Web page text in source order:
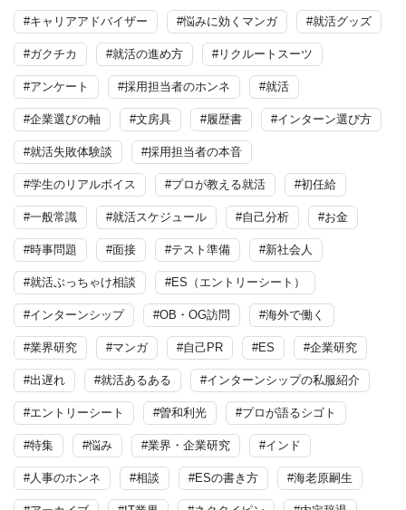
#キャリアアドバイザー #悩みに効くマンガ #就活グッズ
#ガクチカ #就活の進め方 #リクルートスーツ
#アンケート #採用担当者のホンネ #就活
#企業選びの軸 #文房具 #履歴書 #インターン選び方
#就活失敗体験談 #採用担当者の本音
#学生のリアルボイス #プロが教える就活 #初任給
#一般常識 #就活スケジュール #自己分析 #お金
#時事問題 #面接 #テスト準備 #新社会人
#就活ぶっちゃけ相談 #ES（エントリーシート）
#インターンシップ #OB・OG訪問 #海外で働く
#業界研究 #マンガ #自己PR #ES #企業研究
#出遅れ #就活あるある #インターンシップの私服紹介
#エントリーシート #曽和利光 #プロが語るシゴト
#特集 #悩み #業界・企業研究 #インド
#人事のホンネ #相談 #ESの書き方 #海老原嗣生